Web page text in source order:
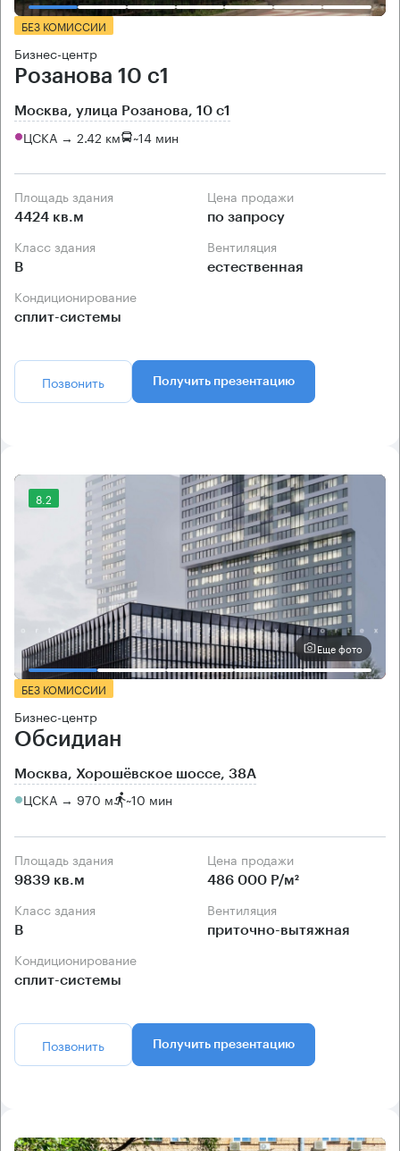
БЕЗ КОМИССИИ
Бизнес-центр
Розанова 10 с1
Москва, улица Розанова, 10 с1
ЦСКА → 2.42 км ~14 мин
Площадь здания
4424 кв.м
Цена продажи
по запросу
Класс здания
B
Вентиляция
естественная
Кондиционирование
сплит-системы
Позвонить Получить презентацию
8.2
Еще фото
БЕЗ КОМИССИИ
Бизнес-центр
Обсидиан
Москва, Хорошёвское шоссе, 38А
ЦСКА → 970 м ~10 мин
Площадь здания
9839 кв.м
Цена продажи
486 000 Р/м²
Класс здания
B
Вентиляция
приточно-вытяжная
Кондиционирование
сплит-системы
Позвонить Получить презентацию